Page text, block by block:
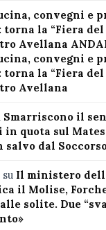
convegni e
torna la “Fiera
Avellana
convegni e
torna la “Fiera
Avellana
Smarriscono il
in quota sul
dal
su Il ministero
il Molise,
alle solite. Due